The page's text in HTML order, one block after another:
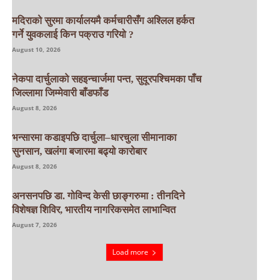
मदिराको सुरमा कार्यालयमै कर्मचारीसँग अश्लिल हर्कत
गर्ने युवकलाई किन पक्राउ गरियाे ?
August 10, 2026
नेकपा दार्चुलाको सहइन्चार्जमा पन्त, सुदूरपश्चिमका पाँच
जिल्लामा जिम्मेवारी बाँडफाँड
August 8, 2026
भन्सारमा कडाइपछि दार्चुला–धारचुला सीमानाका
सुनसान, खलंगा बजारमा बढ्यो कारोबार
August 8, 2026
अनसनपछि डा. गोविन्द केसी छाङ्गरुमा : तीनदिने
विशेषज्ञ शिविर, भारतीय नागरिकसमेत लाभान्वित
August 7, 2026
Load more